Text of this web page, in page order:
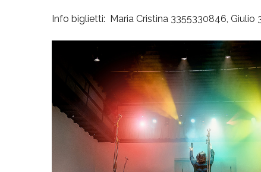
Info biglietti: Maria Cristina 3355330846, Giulio